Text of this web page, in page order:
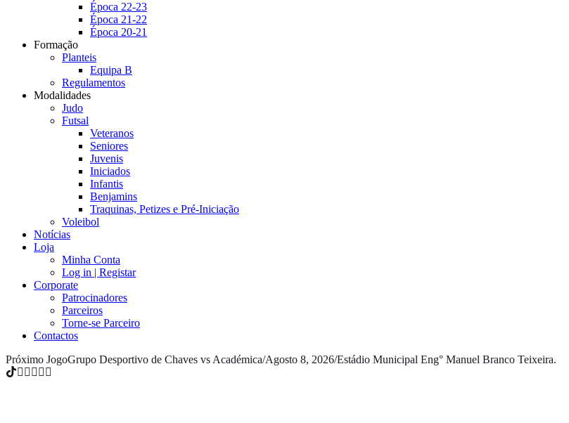
Época 22-23
Época 21-22
Época 20-21
Formação
Planteis
Equipa B
Regulamentos
Modalidades
Judo
Futsal
Veteranos
Seniores
Juvenis
Iniciados
Infantis
Benjamins
Traquinas, Petizes e Pré-Iniciação
Voleibol
Notícias
Loja
Minha Conta
Log in | Registar
Corporate
Patrocinadores
Parceiros
Torne-se Parceiro
Contactos
Próximo JogoGrupo Desportivo de Chaves vs Académica/Agosto 8, 2026/Estádio Municipal Eng° Manuel Branco Teixeira.